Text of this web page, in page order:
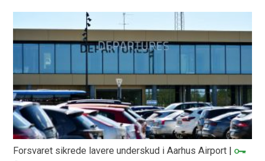
Forsvaret sikrede lavere underskud i Aarhus Airport |